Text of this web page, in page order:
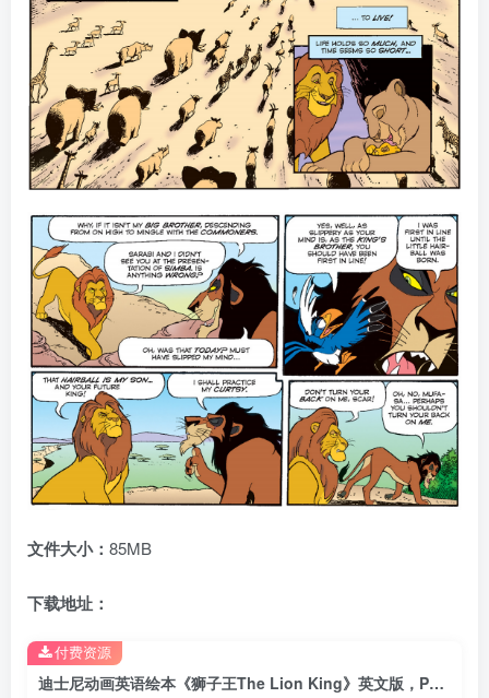
文件大小： 85MB
下载地址：
迪士尼动画英语绘本《狮子王The Lion King》英文版，PDF格式，百度网盘下载！
付费资源